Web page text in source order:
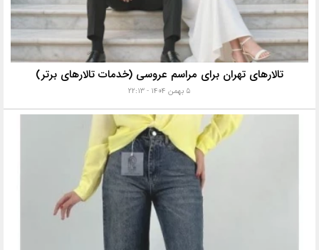
تالارهای تهران برای مراسم عروسی (خدمات تالارهای برتر)
۵ بهمن ۱۴۰۴ - ۲۲:۱۳